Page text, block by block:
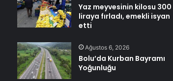
Yaz meyvesinin kilosu 300
liraya fırladı, emekli isyan
etti
Ağustos 6, 2026
Bolu’da Kurban Bayramı
Yoğunluğu